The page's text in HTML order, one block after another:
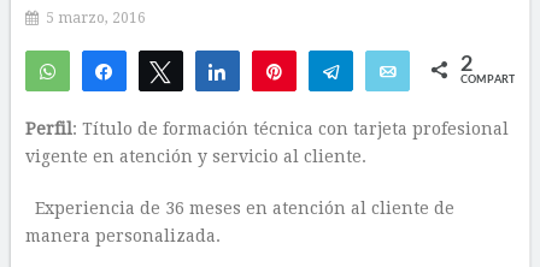
5 marzo, 2016
WhatsAppCompartirTwittear Compartir Telegram Email 2
COMPARTIR
Perfil: Título de formación técnica con tarjeta profesional
vigente en atención y servicio al cliente.
Experiencia de 36 meses en atención al cliente de
manera personalizada.